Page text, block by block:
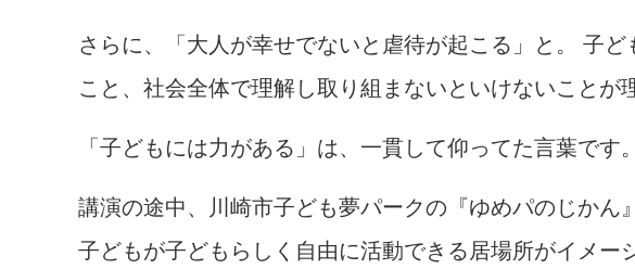
さらに、「大人が幸せでないと虐待が起こる」と。 子
こと、社会全体で理解し取り組まないといけないことが
「子どもには力がある」は、一貫して仰ってた言葉です
講演の途中、川崎市子ども夢パークの『ゆめパのじかん
子どもが子どもらしく自由に活動できる居場所がイメー